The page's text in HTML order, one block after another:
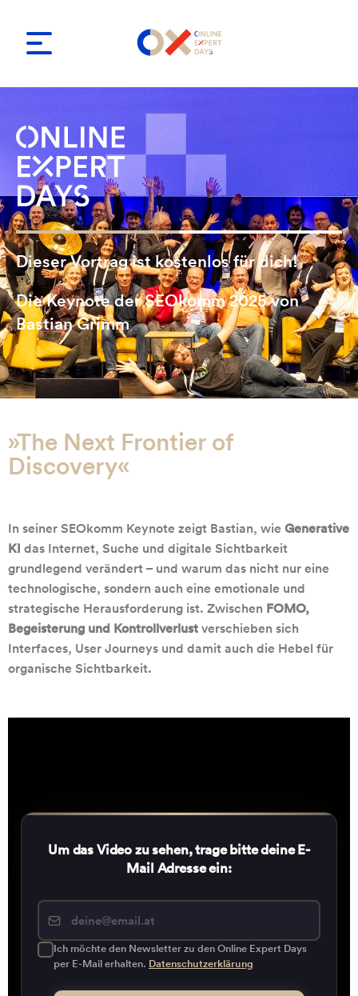
Dieser Vortrag ist kostenlos für dich!
Die Keynote der SEOkomm 2025 von
Bastian Grimm
»The Next Frontier of
Discovery«
In seiner SEOkomm Keynote zeigt Bastian, wie Generative
KI das Internet, Suche und digitale Sichtbarkeit
grundlegend verändert – und warum das nicht nur eine
technologische, sondern auch eine emotionale und
strategische Herausforderung ist. Zwischen FOMO,
Begeisterung und Kontrollverlustverschieben sich
Interfaces, User Journeys und damit auch die Hebel für
organische Sichtbarkeit.
Um das Video zu sehen, trage bitte deine E-
Mail Adresse ein:
Ich möchte den Newsletter zu den Online Expert Days
per E-Mail erhalten. Datenschutzerklärung